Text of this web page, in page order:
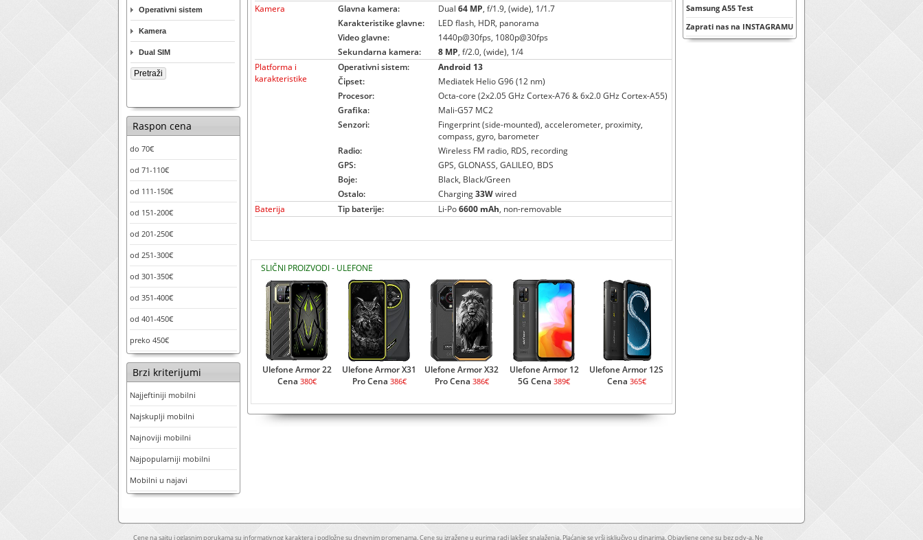
Operativni sistem
Kamera
Dual SIM
Raspon cena
do 70€
od 71-110€
od 111-150€
od 151-200€
od 201-250€
od 251-300€
od 301-350€
od 351-400€
od 401-450€
preko 450€
Brzi kriterijumi
Najjeftiniji mobilni
Najskuplji mobilni
Najnoviji mobilni
Najpopularniji mobilni
Mobilni u najavi
Kamera
Glavna kamera: Dual64 MP, f/1.9, (wide), 1/1.7
Karakteristike glavne:
LED flash, HDR, panorama
Video glavne:
1440p@30fps, 1080p@30fps
Sekundarna kamera:
8 MP, f/2.0, (wide), 1/4
Platforma i
karakteristike
Operativni sistem:
Android 13
Čipset:
Mediatek Helio G96 (12 nm)
Procesor:
Octa-core (2x2.05 GHz Cortex-A76 & 6x2.0 GHz Cortex-A55)
Grafika:
Mali-G57 MC2
Senzori:
Fingerprint (side-mounted), accelerometer, proximity,
compass, gyro, barometer
Radio:
Wireless FM radio, RDS, recording
GPS:
GPS, GLONASS, GALILEO, BDS
Boje:
Black, Black/Green
Ostalo:
Charging33Wwired
Baterija
Tip baterije: Li-Po6600 mAh, non-removable
SLIČNI PROIZVODI - ULEFONE
Ulefone Armor 22
Cena 380€
Ulefone Armor X31
Pro Cena 386€
Ulefone Armor X32
Pro Cena 386€
Ulefone Armor 12
5G Cena 389€
Ulefone Armor 12S
Cena 365€
Samsung A55 Test
Zaprati nas na INSTAGRAMU
Cene na sajtu i oglasnim porukama su informativnog karaktera i podložne su dnevnim promenama. Cene su izražene u eurima radi lakšeg snalaženja. Plaćanje se vrši isključivo u dinarima. Objavljene cene su bez pdv-a. Ne